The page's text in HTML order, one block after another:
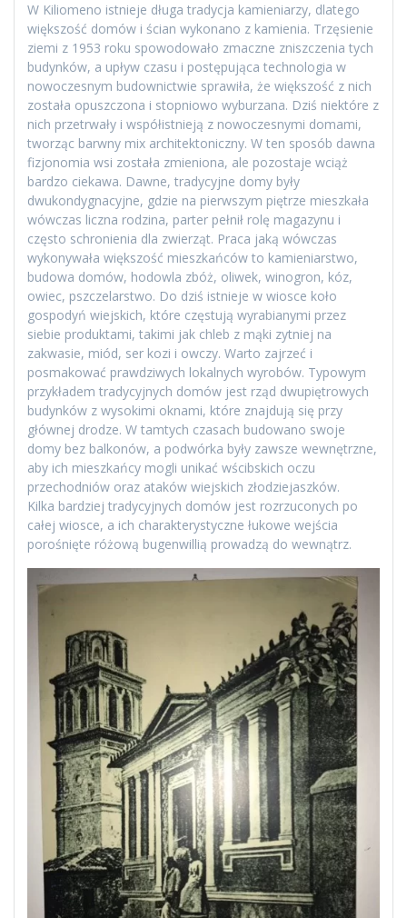
W Kiliomeno istnieje długa tradycja kamieniarzy, dlatego
większość domów i ścian wykonano z kamienia. Trzęsienie
ziemi z 1953 roku spowodowało zmaczne zniszczenia tych
budynków, a upływ czasu i postępująca technologia w
nowoczesnym budownictwie sprawiła, że większość z nich
została opuszczona i stopniowo wyburzana. Dziś niektóre z
nich przetrwały i współistnieją z nowoczesnymi domami,
tworząc barwny mix architektoniczny. W ten sposób dawna
fizjonomia wsi została zmieniona, ale pozostaje wciąż
bardzo ciekawa. Dawne, tradycyjne domy były
dwukondygnacyjne, gdzie na pierwszym piętrze mieszkała
wówczas liczna rodzina, parter pełnił rolę magazynu i
często schronienia dla zwierząt. Praca jaką wówczas
wykonywała większość mieszkańców to kamieniarstwo,
budowa domów, hodowla zbóż, oliwek, winogron, kóz,
owiec, pszczelarstwo. Do dziś istnieje w wiosce koło
gospodyń wiejskich, które częstują wyrabianymi przez
siebie produktami, takimi jak chleb z mąki zytniej na
zakwasie, miód, ser kozi i owczy. Warto zajrzeć i
posmakować prawdziwych lokalnych wyrobów. Typowym
przykładem tradycyjnych domów jest rząd dwupiętrowych
budynków z wysokimi oknami, które znajdują się przy
głównej drodze. W tamtych czasach budowano swoje
domy bez balkonów, a podwórka były zawsze wewnętrzne,
aby ich mieszkańcy mogli unikać wścibskich oczu
przechodniów oraz ataków wiejskich złodziejaszków.
Kilka bardziej tradycyjnych domów jest rozrzuconych po
całej wiosce, a ich charakterystyczne łukowe wejścia
porośnięte różową bugenwillią prowadzą do wewnątrz.